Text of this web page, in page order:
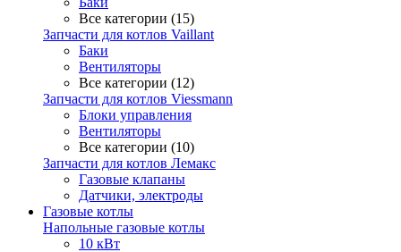
Все категории (15)
Запчасти для котлов Vaillant
Баки
Вентиляторы
Все категории (12)
Запчасти для котлов Viessmann
Блоки управления
Вентиляторы
Все категории (10)
Запчасти для котлов Лемакс
Газовые клапаны
Датчики, электроды
Газовые котлы
Напольные газовые котлы
10 кВт